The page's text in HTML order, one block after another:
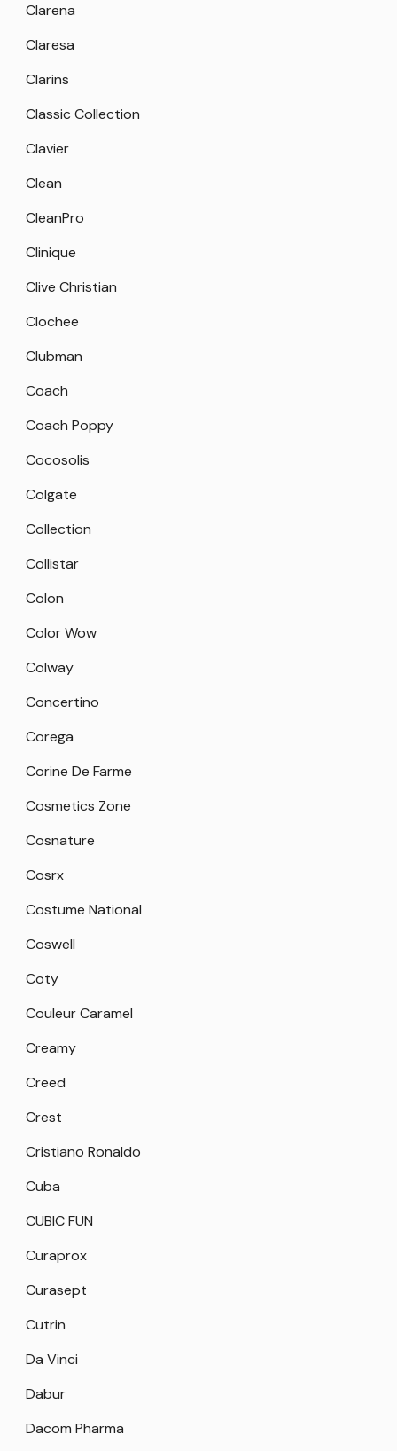
Clarena
Claresa
Clarins
Classic Collection
Clavier
Clean
CleanPro
Clinique
Clive Christian
Clochee
Clubman
Coach
Coach Poppy
Cocosolis
Colgate
Collection
Collistar
Colon
Color Wow
Colway
Concertino
Corega
Corine De Farme
Cosmetics Zone
Cosnature
Cosrx
Costume National
Coswell
Coty
Couleur Caramel
Creamy
Creed
Crest
Cristiano Ronaldo
Cuba
CUBIC FUN
Curaprox
Curasept
Cutrin
Da Vinci
Dabur
Dacom Pharma